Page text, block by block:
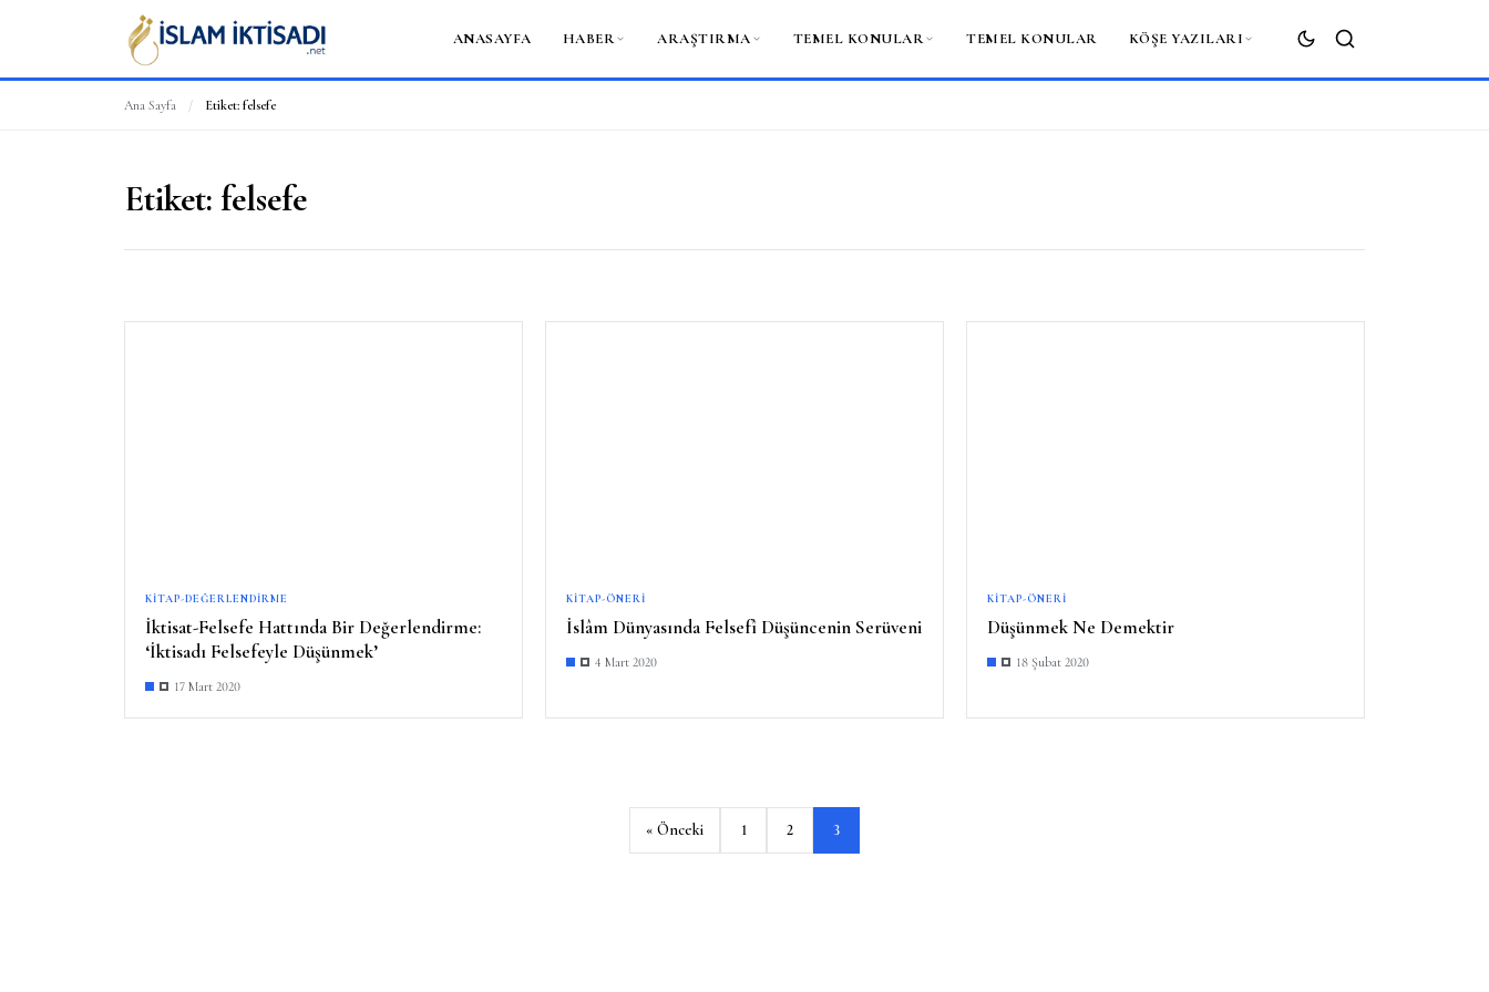
ANASAYFA HABER ARAŞTIRMA TEMEL KONULAR TEMEL KONULAR KÖŞE YAZILARI
ARA
Ana Sayfa / Etiket: felsefe
Etiket: felsefe
KITAP-DEĞERLENDIRME
İktisat-Felsefe Hattında Bir Değerlendirme:
‘İktisadı Felsefeyle Düşünmek’
17 Mart 2020
KITAP-ÖNERI
İslâm Dünyasında Felsefî Düşüncenin Serüveni
4 Mart 2020
KITAP-ÖNERI
Düşünmek Ne Demektir
18 Şubat 2020
« Önceki 1 2 3